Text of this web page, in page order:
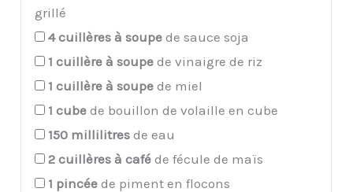
grillé
4 cuillères à soupe de sauce soja
1 cuillère à soupe de vinaigre de riz
1 cuillère à soupe de miel
1 cube de bouillon de volaille en cube
150 millilitres de eau
2 cuillères à café de fécule de maïs
1 pincée de piment en flocons